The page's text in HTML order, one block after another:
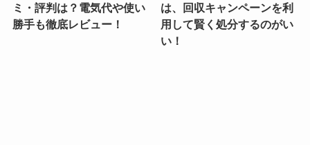
ミ・評判は？電気代や使い
勝手も徹底レビュー！
は、回収キャンペーンを利
用して賢く処分するのがい
い！